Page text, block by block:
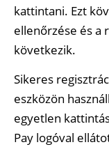
kattintani. Ezt
ellenőrzése és a
következik.
Sikeres
eszközön
egyetlen
Pay logóval